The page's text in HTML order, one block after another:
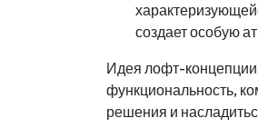
создает особую
Идея лофт-концепции
функциональность,
решения и